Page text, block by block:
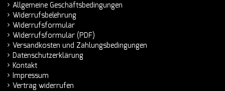
Allgemeine Geschäftsbedingungen
Widerrufsbelehrung
Widerrufsformular
Widerrufsformular (PDF)
Versandkosten und Zahlungsbedingungen
Datenschutzerklärung
Kontakt
Impressum
Vertrag widerrufen